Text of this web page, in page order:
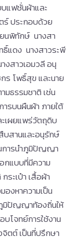
แฟชั่นผ้าและ
ร์ ประกอบด้วย
นพิทักษ์ นางสา
ดง นางสาวระพี
สาวเอมวลี อนุ
ร โพธิ์สุข และนาย
ธรรมชาติ เช่น
ารบนผืนผ้า ภายใต้
เผยแพร่วัตถุดิบ
บสานและอนุรักษ์
การนำภูมิปัญญา
กแบบที่มีความ
ะเป๋า เสื้อผ้า
องหาความเป็น
มิปัญญาท้องถิ่นให้
โจทย์การใช้งาน
ตต์ เป็นที่ปรึกษา